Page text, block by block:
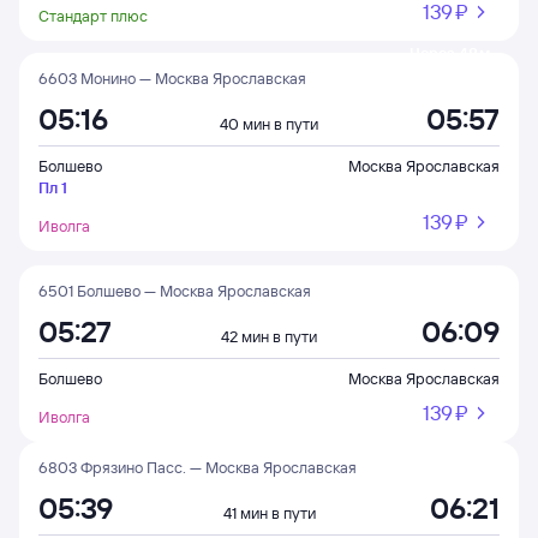
Стандарт плюс 139 ⁠₽
6603 Монино — Москва Ярославская
05:16 40 мин в пути 05:57
Болшево
Пл 1
Москва Ярославская
Иволга 139 ⁠₽
6501 Болшево — Москва Ярославская
05:27 42 мин в пути 06:09
Болшево
Москва Ярославская
Иволга
139 ⁠₽
6803 Фрязино Пасс. — Москва Ярославская
05:39 41 мин в пути 06:21